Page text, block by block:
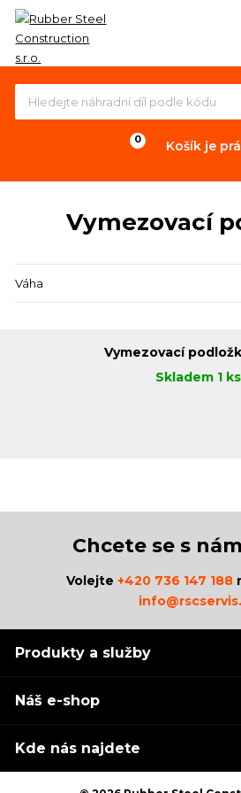
Košík je
Vymezovací
Váha
Vymezovací
Skladem 1 ks
Chcete se s
Volejte +420 736 147 188
Produkty a služby
Náš e-shop
Kde nás najdete